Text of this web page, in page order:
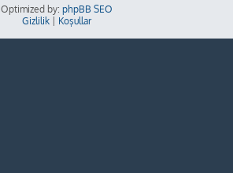
Optimized by: phpBB SEO
Gizlilik
Koşullar